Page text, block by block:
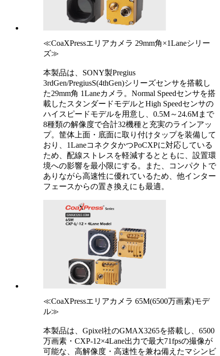
≪CoaXPressエリアカメラ 29mm角×1Laneシリー
ズ≫
本製品は、SONY製Pregius
3rdGen/PregiusS(4thGen)シリーズセンサを搭載し
た29mm角 1Laneカメラ。Normal Speedセンサを搭
載したスタンダードモデルとHigh Speedセンサの
ハイスピードモデルを用意し、0.5M～24.6Mまで
8種類の解像度で合計32機種と充実のラインアッ
プ。筐体上面・底面に取り付けタップを装備して
おり、1LaneコネクタかつPoCXPに対応している
ため、配線ストレスを軽減するとともに、設置環
境への影響を最小限にする。また、コンパクトで
ありながら高速性に優れているため、他インター
フェースからの置き換えにも最適。
≪CoaXPressエリアカメラ 65M(6500万画素)モデ
ル≫
本製品は、Gpixel社のGMAX3265を搭載し、6500
万画素・CXP-12×4Lane出力で最大71fpsの撮像が
可能な、高解像度・高速性を兼ね備えたマシンビ